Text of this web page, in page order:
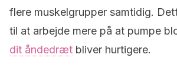
flere muskelgrupper samtidig.
til at arbejde mere på at pumpe
dit åndedræt bliver hurtigere.